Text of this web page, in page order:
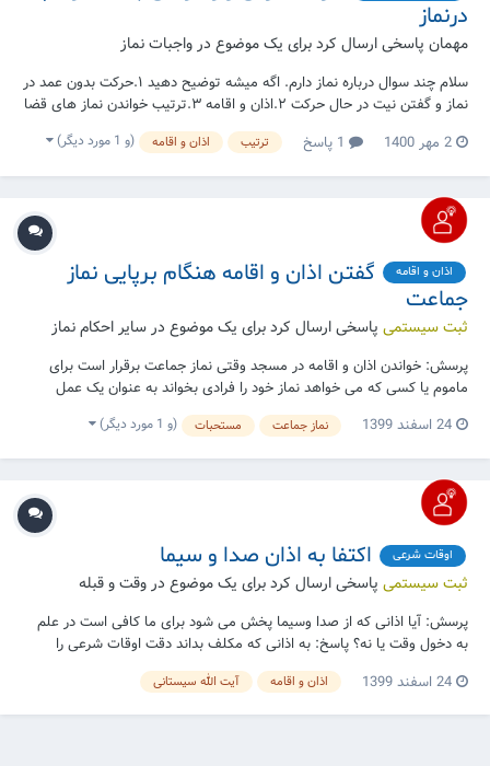
درنماز
مهمان پاسخی ارسال کرد برای یک موضوع در واجبات نماز
سلام چند سوال درباره نماز دارم. اگه میشه توضیح دهید ۱.حرکت بدون عمد در
نماز و گفتن نیت در حال حرکت ۲.اذان و اقامه ۳.ترتیب خواندن نماز های قضا
بعد من تازه به بلوغ رسیدم و میخواهم بدانم چه کارهای واجب را که توانایی
دارم میتوانم انجام دهم
2 مهر 1400 ترتیب اذان و اقامه (و 1 مورد دیگر)
اذان و اقامه
گفتن اذان و اقامه هنگام برپایی نماز
جماعت
ثبت سیستمی پاسخی ارسال کرد برای یک موضوع در سایر احکام نماز
پرسش: خواندن اذان و اقامه در مسجد وقتی نماز جماعت برقرار است برای
ماموم یا کسی که می خواهد نماز خود را فرادی بخواند به عنوان یک عمل
مستحبی لازم است؟ پاسخ: اذان و اقامه برکسی که با آن جماعت نماز می
خواند ساقط است هرچند اذان و اقامه را نشنیده باشد و همچنین برای کسی
که اذان و اقامه دیگری را شنیده...
24 اسفند 1399 نماز جماعت مستحبات (و 1 مورد دیگر)
اوقات شرعی اکتفا به اذان صدا و سیما
ثبت سیستمی پاسخی ارسال کرد برای یک موضوع در وقت و قبله
پرسش: آیا اذانی که از صدا وسیما پخش می شود برای ما کافی است در علم
به دخول وقت یا نه؟ پاسخ: به اذانی که مکلف بداند دقت اوقات شرعی را
مراعات می کنند چنانچه موجب اطمینان شود می توان اکتفا نمود. منبع:
سایت آیت الله العظمی سیستانی ببینید: رساله جامع، م۸۹۴ |
24 اسفند 1399 اذان و اقامه آیت الله سیستانی